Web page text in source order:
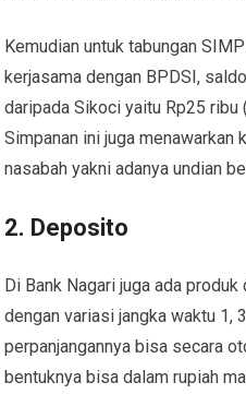
Kemudian untuk tabungan
kerjasama dengan BPDSI,
daripada Sikoci yaitu Rp25 ribu
Simpanan ini juga menawarkan
nasabah yakni adanya undian
2. Deposito
Di Bank Nagari juga ada
dengan variasi jangka waktu 1,
perpanjangannya bisa secara
bentuknya bisa dalam rupiah